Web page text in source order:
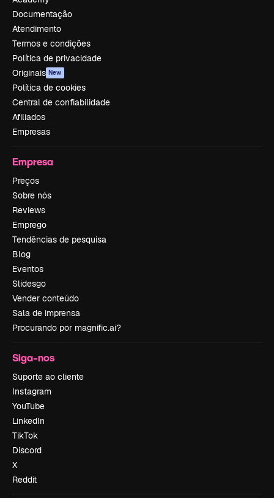
Documentação
Atendimento
Termos e condições
Política de privacidade
Originais New
Política de cookies
Central de confiabilidade
Afiliados
Empresas
Empresa
Preços
Sobre nós
Reviews
Emprego
Tendências de pesquisa
Blog
Eventos
Slidesgo
Vender conteúdo
Sala de imprensa
Procurando por magnific.ai?
Siga-nos
Suporte ao cliente
Instagram
YouTube
LinkedIn
TikTok
Discord
X
Reddit